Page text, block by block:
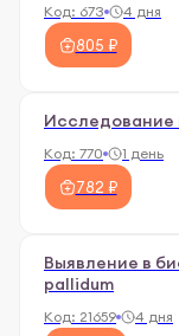
Код: 673 4 дня
805 ₽
Исследование
Код: 770 1 день
782 ₽
Выявление в
pallidum
Код: 21659 4 дня